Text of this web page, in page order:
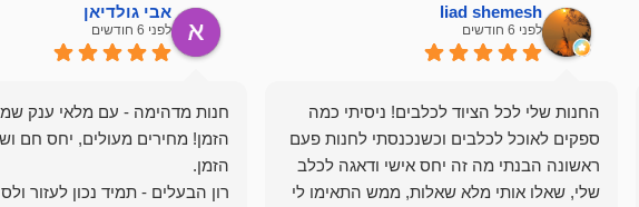
liad shemesh
לפני 6 חודשים
החנות שלי לכל הציוד לכלבים! ניסיתי כמה
ספקים לאוכל לכלבים וכשנכנסתי לחנות פעם
ראשונה הבנתי מה זה יחס אישי ודאגה לכלב
שלי, שאלו אותי מלא שאלות, ממש התאימו לי
אבי גולדיאן
לפני 6 חודשים
חנות מדהימה - עם מלאי ענק
הזמן! מחירים מעולים, יחס חם
רון הבעלים - תמיד נכון לעזור